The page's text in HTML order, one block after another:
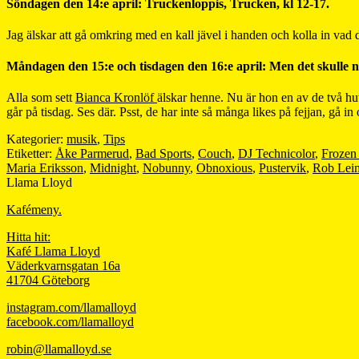
Söndagen den 14:e april: Truckenloppis, Trucken, kl 12-17.
Jag älskar att gå omkring med en kall jävel i handen och kolla in
Måndagen den 15:e och tisdagen den 16:e april: Men det skulle
Alla som sett Bianca Kronlöfälskar henne. Nu är hon en av de två
går på tisdag. Ses där. Psst, de har inte så många likes på fejjan, gå
Kategorier: musik, Tips
Etiketter: Åke Parmerud, Bad Sports, Couch, DJ Technicolor, Frozen
Maria Eriksson, Midnight, Nobunny, Obnoxious, Pustervik, Rob
Llama Lloyd
Kafémeny.
Hitta hit:
Kafé Llama Lloyd
Väderkvarnsgatan 16a
41704 Göteborg
instagram.com/llamalloyd
facebook.com/llamalloyd
robin@llamalloyd.se